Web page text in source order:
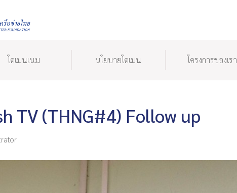
โดเมนเนม นโยบายโดเมน โครงการของเรา
TV (THNG#4) Follow up